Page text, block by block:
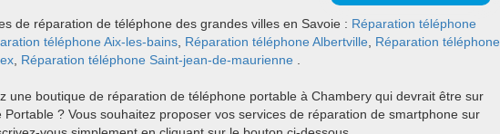
de réparation de téléphone des grandes villes en Savoie : Réparation téléphone
téléphone Aix-les-bains Réparation téléphone Albertville
Réparation téléphone
Réparation téléphone Saint-jean-de-maurienne
une boutique de réparation de téléphone portable à Chambery qui devrait être sur
Portable ? Vous souhaitez proposer vos services de réparation de smartphone sur